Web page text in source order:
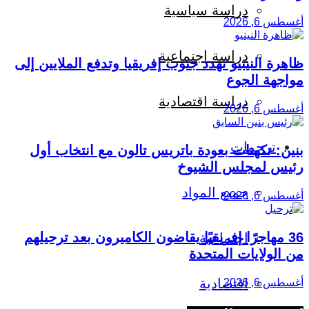
دراسة سياسية
دراسة اجتماعية
دراسة اقتصادية
ترجمات
جميع المواد
اجتماعية
اقتصادية
أغسطس 6, 2026
ظاهرة النينيو تهدد جنوب إفريقيا وتدفع الملايين إلى
مواجهة الجوع
أغسطس 6, 2026
بنين: تكهنات بعودة باتريس تالون مع انتخاب أول
رئيس لمجلس الشيوخ
أغسطس 6, 2026
36 مهاجرًا إفريقيًا يقاضون الكاميرون بعد ترحيلهم
من الولايات المتحدة
أغسطس 6, 2026